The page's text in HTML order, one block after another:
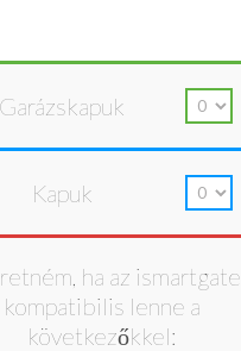
Garázskapuk
Kapuk
ha az ismartgate
kompatibilis lenne a
következőkkel: